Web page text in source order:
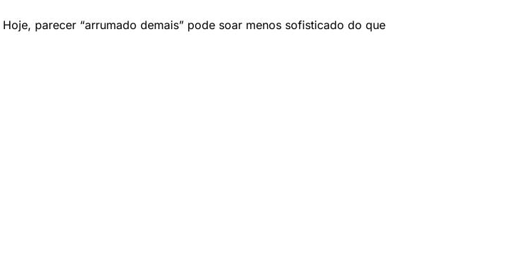
parecer “arrumado demais” pode soar menos sofisticado do que